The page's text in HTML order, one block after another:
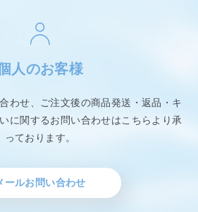
人のお客様
わせ、ご注文後の商品発送・返品・キ
に関するお問い合わせはこちらより承
っております。
ールお問い合わせ